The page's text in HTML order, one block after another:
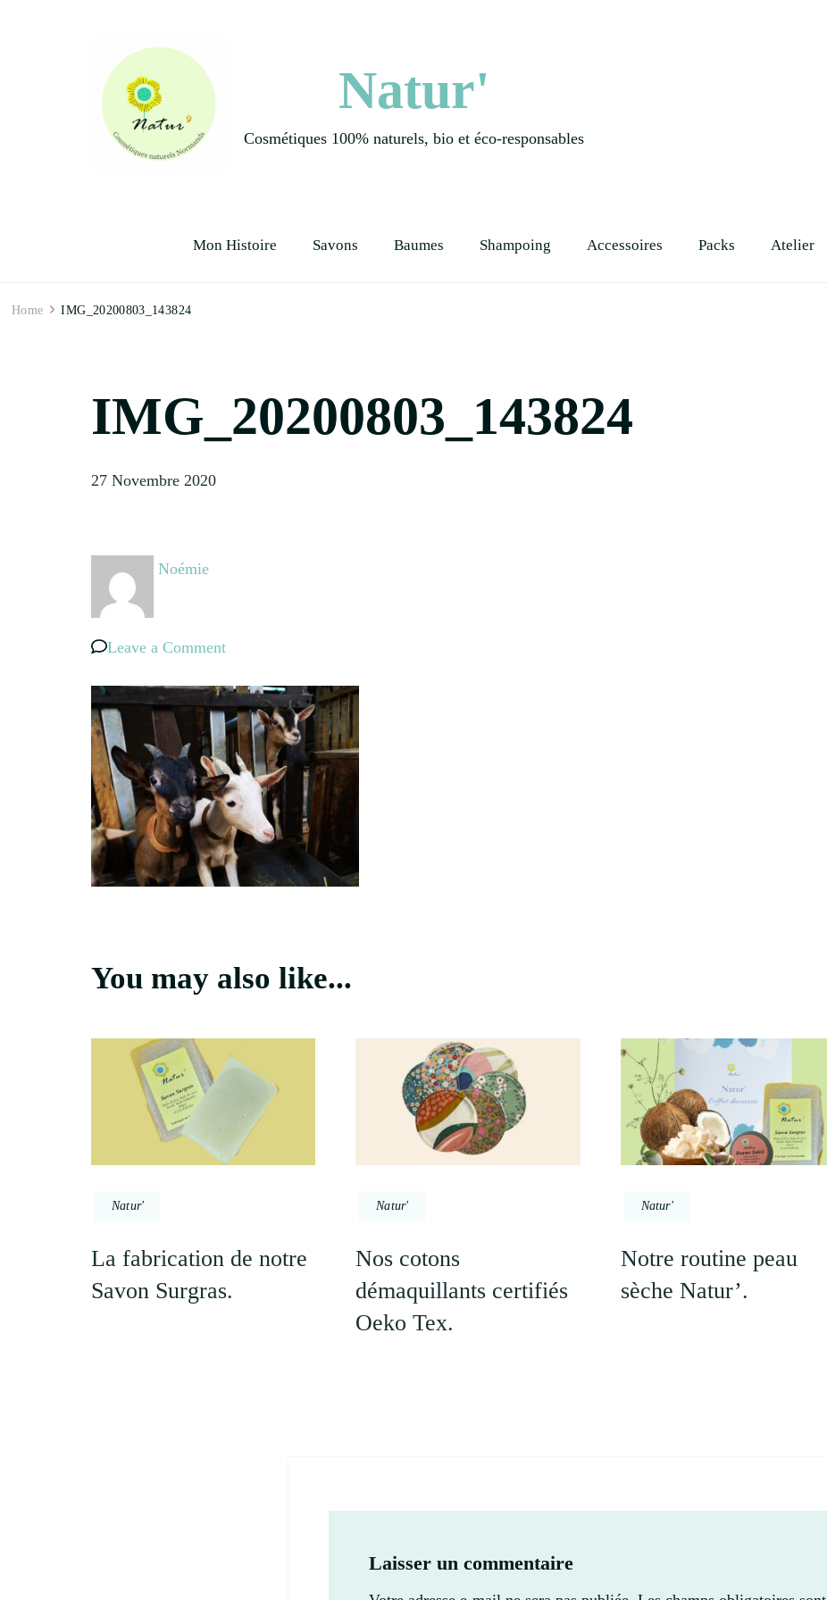
Natur'
Cosmétiques 100% naturels, bio et éco-responsables
Mon Histoire Savons Baumes Shampoing Accessoires Packs Atelier
Home IMG_20200803_143824
IMG_20200803_143824
27 Novembre 2020
Noémie
Leave a Commenton
You may also like...
Natur'
La fabrication de notre
Savon Surgras.
Natur'
Nos cotons
démaquillants certifiés
Oeko Tex.
Natur'
Notre routine peau
sèche Natur’.
Laisser un commentaire